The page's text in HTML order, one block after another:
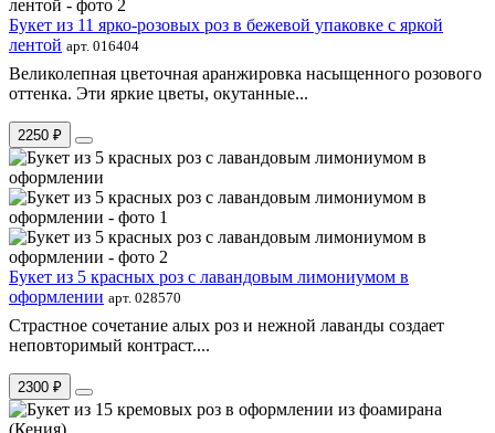
Букет из 11 ярко-розовых роз в бежевой упаковке с яркой
лентой арт. 016404
Великолепная цветочная аранжировка насыщенного розового
оттенка. Эти яркие цветы, окутанные...
2250 ₽
Букет из 5 красных роз с лавандовым лимониумом в
оформлении арт. 028570
Страстное сочетание алых роз и нежной лаванды создает
неповторимый контраст....
2300 ₽